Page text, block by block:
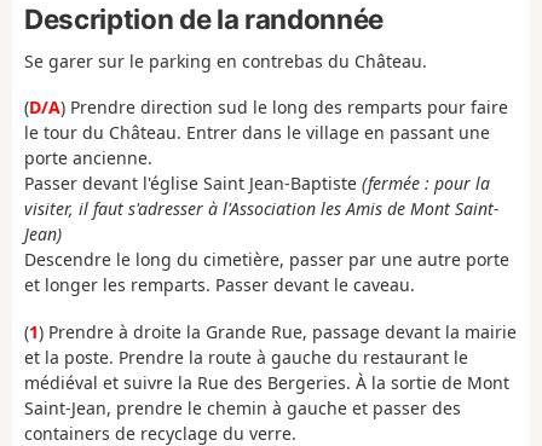
Description de la randonnée
Se garer sur le parking en contrebas du Château.
(D/A) Prendre direction sud le long des remparts pour faire
le tour du Château. Entrer dans le village en passant une
porte ancienne.
Passer devant l'église Saint Jean-Baptiste (fermée : pour la
visiter, il faut s'adresser à l'Association les Amis de Mont Saint-
Jean)
Descendre le long du cimetière, passer par une autre porte
et longer les remparts. Passer devant le caveau.
(1) Prendre à droite la Grande Rue, passage devant la mairie
et la poste. Prendre la route à gauche du restaurant le
médiéval et suivre la Rue des Bergeries. À la sortie de Mont
Saint-Jean, prendre le chemin à gauche et passer des
containers de recyclage du verre.